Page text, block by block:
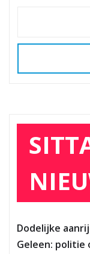
Dodelijke
Geleen: politie